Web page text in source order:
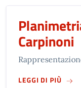
Carpinoni
LEGGI DI PIÙSU